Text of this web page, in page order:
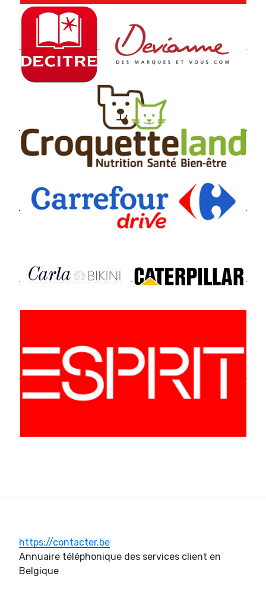
https://contacter.be
Annuaire téléphonique des services client en
Belgique